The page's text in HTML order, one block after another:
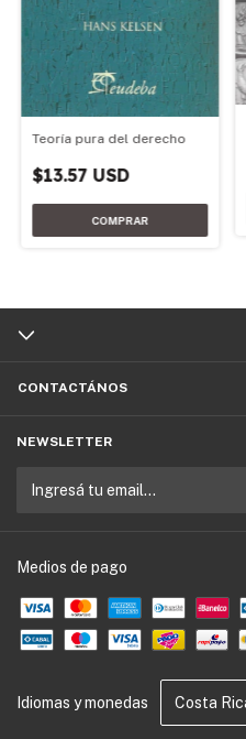
Teoría pura del derecho
$13.57 USD
CONTACTÁNOS
NEWSLETTER
Medios de pago
Idiomas y monedas